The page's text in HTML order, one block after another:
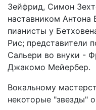
Зейфрид, Симон
наставником Антона
пианисты у
Рис; представители
Сальери во внуки -
Джакомо Мейербер.
Вокальному
некоторые "звезды"